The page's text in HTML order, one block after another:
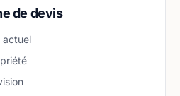
de devis
actuel